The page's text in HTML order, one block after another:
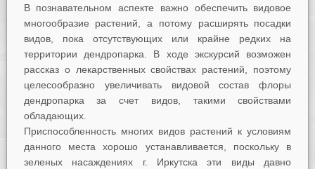
В познавательном аспекте важно обеспечить видовое
многообразие растений, а потому расширять посадки
видов, пока отсутствующих или крайне редких на
территории дендропарка. В ходе экскурсий возможен
рассказ о лекарственных свойствах растений, поэтому
целесообразно увеличивать видовой состав флоры
дендропарка за счет видов, такими свойствами
обладающих.
Приспособленность многих видов растений к условиям
данного места хорошо устанавливается, поскольку в
зеленых насаждениях г. Иркутска эти виды давно